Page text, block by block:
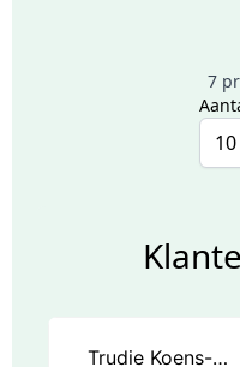
7